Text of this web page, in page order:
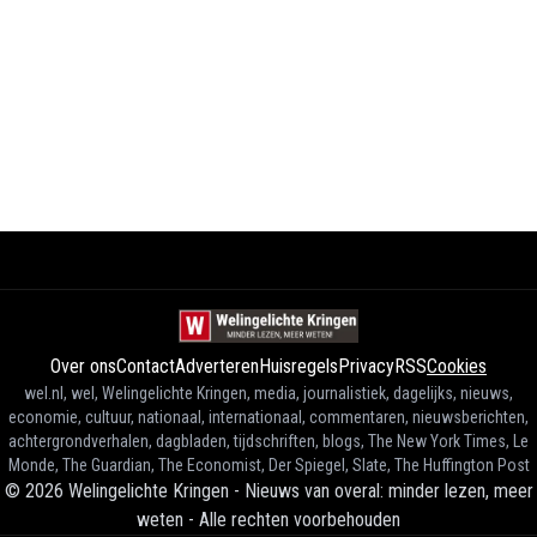
Over onsContactAdverterenHuisregelsPrivacyRSSCookies
wel.nl, wel, Welingelichte Kringen, media, journalistiek, dagelijks, nieuws,
economie, cultuur, nationaal, internationaal, commentaren, nieuwsberichten,
achtergrondverhalen, dagbladen, tijdschriften, blogs, The New York Times, Le
Monde, The Guardian, The Economist, Der Spiegel, Slate, The Huffington Post
© 2026 Welingelichte Kringen - Nieuws van overal: minder lezen, meer
weten - Alle rechten voorbehouden